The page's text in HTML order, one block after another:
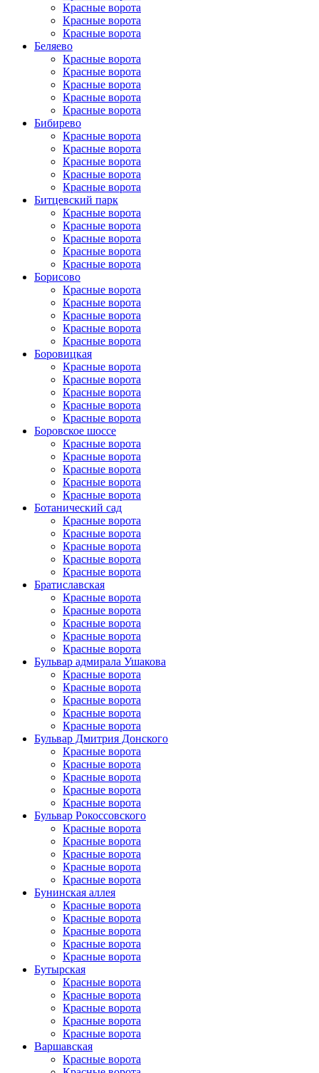
Красные ворота
Красные ворота
Красные ворота
Беляево
Красные ворота
Красные ворота
Красные ворота
Красные ворота
Красные ворота
Бибирево
Красные ворота
Красные ворота
Красные ворота
Красные ворота
Красные ворота
Битцевский парк
Красные ворота
Красные ворота
Красные ворота
Красные ворота
Красные ворота
Борисово
Красные ворота
Красные ворота
Красные ворота
Красные ворота
Красные ворота
Боровицкая
Красные ворота
Красные ворота
Красные ворота
Красные ворота
Красные ворота
Боровское шоссе
Красные ворота
Красные ворота
Красные ворота
Красные ворота
Красные ворота
Ботанический сад
Красные ворота
Красные ворота
Красные ворота
Красные ворота
Красные ворота
Братиславская
Красные ворота
Красные ворота
Красные ворота
Красные ворота
Красные ворота
Бульвар адмирала Ушакова
Красные ворота
Красные ворота
Красные ворота
Красные ворота
Красные ворота
Бульвар Дмитрия Донского
Красные ворота
Красные ворота
Красные ворота
Красные ворота
Красные ворота
Бульвар Рокоссовского
Красные ворота
Красные ворота
Красные ворота
Красные ворота
Красные ворота
Бунинская аллея
Красные ворота
Красные ворота
Красные ворота
Красные ворота
Красные ворота
Бутырская
Красные ворота
Красные ворота
Красные ворота
Красные ворота
Красные ворота
Варшавская
Красные ворота